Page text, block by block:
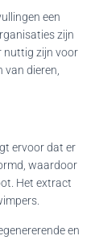
een
zijn
nuttig zijn voor
dieren,
ervoor dat er
waardoor
Het extract
en